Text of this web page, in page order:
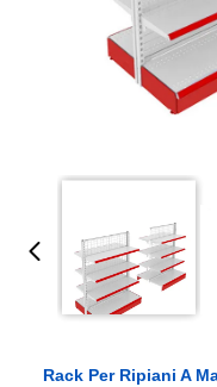
Rack Per Ripiani A